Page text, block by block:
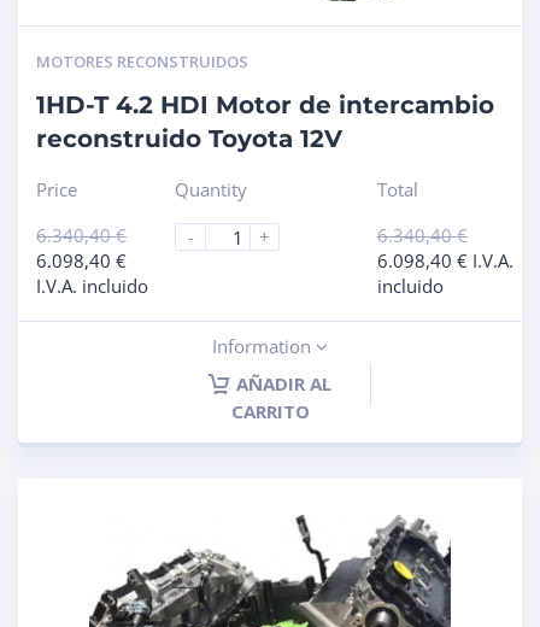
MOTORES RECONSTRUIDOS
1HD-T 4.2 HDI Motor de intercambio
reconstruido Toyota 12V
Price
6.340,40€
6.098,40 €
I.V.A. incluido
Quantity
-
+
Total
6.340,40€
6.098,40 € I.V.A.
incluido
Information
AÑADIR AL
CARRITO